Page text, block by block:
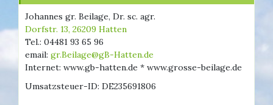
Johannes gr. Beilage, Dr. sc. agr.
Dorfstr. 13, 26209 Hatten
Tel.: 04481 93 65 96
email: gr.Beilage@gB-Hatten.de
Internet: www.gb-hatten.de * www.grosse-beilage.de
Umsatzsteuer-ID: DE235691806